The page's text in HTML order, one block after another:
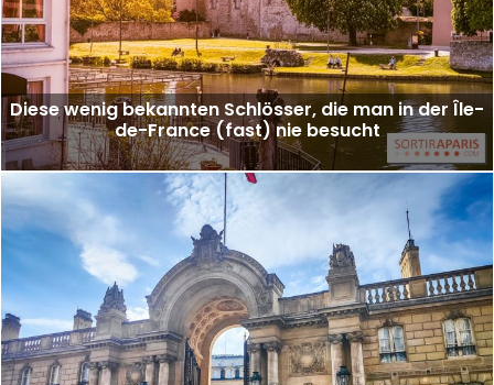
Diese wenig bekannten Schlösser, die man in der Île-
de-France (fast) nie besucht